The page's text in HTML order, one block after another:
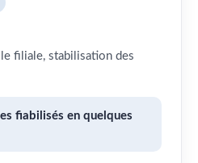
filiale, stabilisation des
fiabilisés en quelques